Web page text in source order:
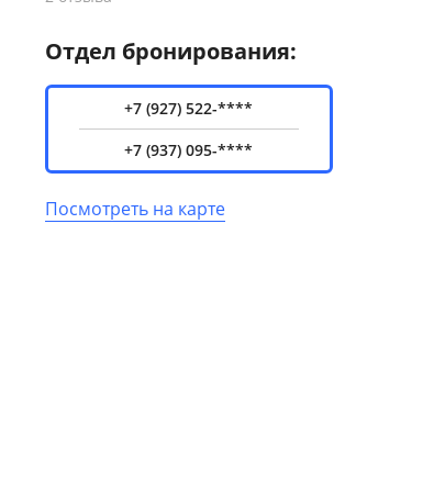
Отдел бронирования:
+7 (927) 522-****
+7 (937) 095-****
Посмотреть на карте